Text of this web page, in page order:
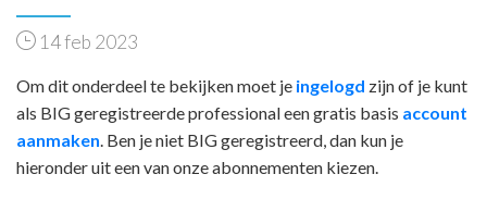
14 feb 2023
Om dit onderdeel te bekijken moet je ingelogd zijn of je kunt
als BIG geregistreerde professional een gratis basis account
aanmaken . Ben je niet BIG geregistreerd, dan kun je
hieronder uit een van onze abonnementen kiezen.